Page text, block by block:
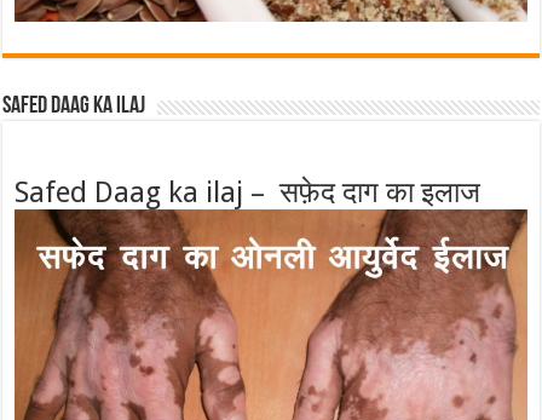
Safed Daag ka ilaj
Safed Daag ka ilaj – सफ़ेद दाग का इलाज